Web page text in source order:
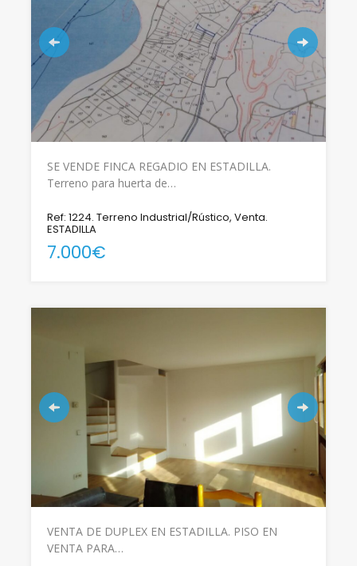
SE VENDE FINCA REGADIO EN ESTADILLA.
Terreno para huerta de…
Ref: 1224. Terreno Industrial/Rústico, Venta.
ESTADILLA
7.000€
VENTA DE DUPLEX EN ESTADILLA. PISO EN
VENTA PARA…